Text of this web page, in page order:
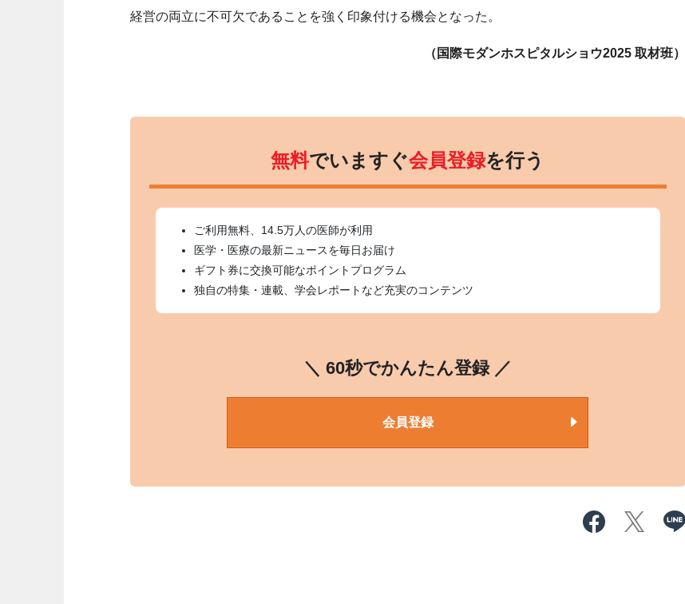
経営の両立に不可欠であることを強く印象付ける機会となった。
（国際モダンホスピタルショウ2025 取材班）
無料でいますぐ会員登録を行う
ご利用無料、14.5万人の医師が利用
医学・医療の最新ニュースを毎日お届け
ギフト券に交換可能なポイントプログラム
独自の特集・連載、学会レポートなど充実のコンテンツ
＼ 60秒でかんたん登録 ／
会員登録